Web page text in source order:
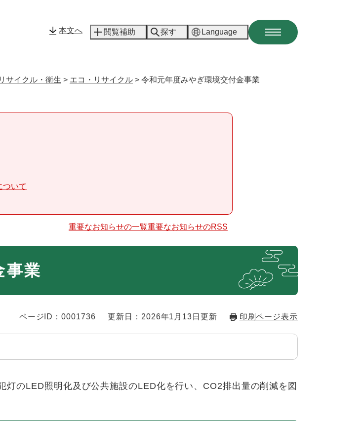
本文へ 閲覧補助 探す Language
サイクル・衛生 > エコ・リサイクル > 令和元年度みやぎ環境交付金事業
ついて
重要なお知らせの一覧重要なお知らせのRSS
事業
ページID：0001736 更新日：2026年1月13日更新 印刷ページ表示
のLED照明化及び公共施設のLED化を行い、CO2排出量の削減を図